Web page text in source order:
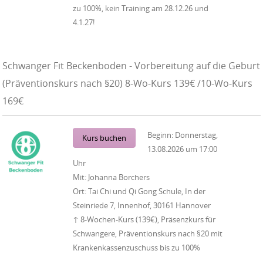
zu 100%, kein Training am 28.12.26 und
4.1.27!
Schwanger Fit Beckenboden - Vorbereitung auf die Geburt
(Präventionskurs nach §20) 8-Wo-Kurs 139€ /10-Wo-Kurs
169€
Kurs buchen Beginn: Donnerstag,
13.08.2026 um 17:00
Uhr
Mit: Johanna Borchers
Ort:Tai Chi und Qi Gong Schule, In der
Steinriede 7, Innenhof, 30161 Hannover
↑ 8-Wochen-Kurs (139€), Präsenzkurs für
Schwangere, Präventionskurs nach §20 mit
Krankenkassenzuschuss bis zu 100%